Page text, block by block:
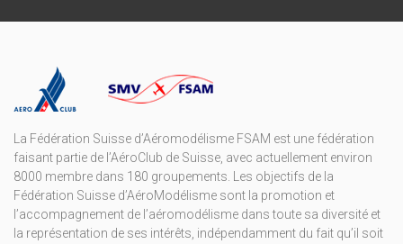
La Fédération Suisse d’Aéromodélisme FSAM est une fédération
faisant partie de l’AéroClub de Suisse, avec actuellement environ
8000 membre dans 180 groupements. Les objectifs de la
Fédération Suisse d’AéroModélisme sont la promotion et
l’accompagnement de l’aéromodélisme dans toute sa diversité et
la représentation de ses intérêts, indépendamment du fait qu’il soit